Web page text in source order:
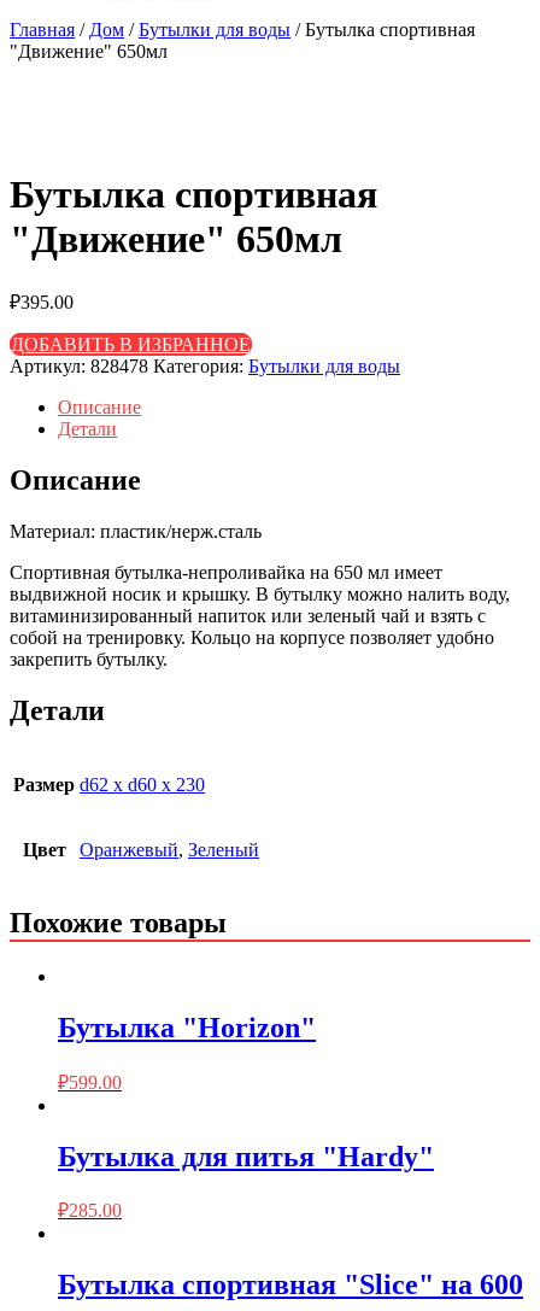
Главная / Дом /Бутылки для воды / Бутылка спортивная
"Движение" 650мл
Бутылка спортивная
"Движение" 650мл
₽395.00
ДОБАВИТЬ В ИЗБРАННОЕ
Артикул: 828478 Категория: Бутылки для воды
Описание
Детали
Описание
Материал: пластик/нерж.сталь
Спортивная бутылка-непроливайка на 650 мл имеет
выдвижной носик и крышку. В бутылку можно налить воду,
витаминизированный напиток или зеленый чай и взять с
собой на тренировку. Кольцо на корпусе позволяет удобно
закрепить бутылку.
Детали
Размер d62 х d60 х 230
Цвет Оранжевый, Зеленый
Похожие товары
Бутылка "Horizon"
₽599.00
Бутылка для питья "Hardy"
₽285.00
Бутылка спортивная "Slice" на 600